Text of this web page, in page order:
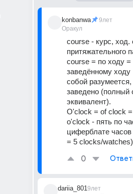
konbanwa
Оракул
9лет
course - курс, ход.
притяжательного
course = по ходу =
заведённому
собой разумеется,
заведено (полный
эквивалент).
O'clock = of clock
o'clock - пять по
циферблате часов
= 5 clocks/
0
dariia_8019лет